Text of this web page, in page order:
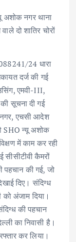
अशोक नगर थाना
दो शातिर चोरों
24 धारा
दर्ज की गई
एमवी-III,
सूचना दी गई
एचसी आदेश
SHO न्यू अशोक
में काम कर रही
कैमरों
पहचान की गई, जो
दिए। संदिग्ध
अंजाम दिया।
की पहचान
का निवासी है।
कर लिया।